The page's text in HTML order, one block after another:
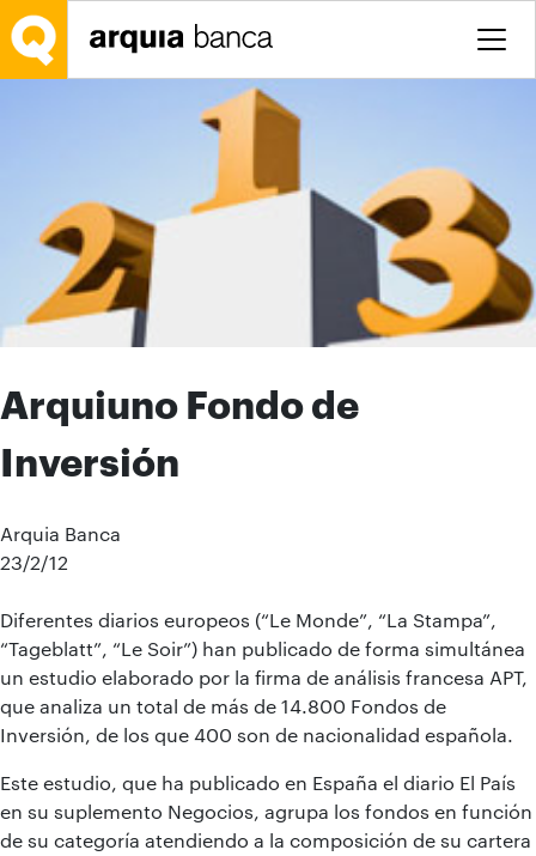
Saltar al contenido principal
Arquiuno Fondo de
Inversión
Arquia Banca
23/2/12
Diferentes diarios europeos (“Le Monde”, “La Stampa”,
“Tageblatt”, “Le Soir”) han publicado de forma simultánea
un estudio elaborado por la firma de análisis francesa APT,
que analiza un total de más de 14.800 Fondos de
Inversión, de los que 400 son de nacionalidad española.
Este estudio, que ha publicado en España el diario El País
en su suplemento Negocios, agrupa los fondos en función
de su categoría atendiendo a la composición de su cartera